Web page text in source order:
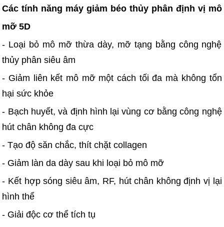
Các tính năng máy giảm béo thủy phân định vị mô
mỡ 5D
- Loại bỏ mô mỡ thừa dày, mỡ tạng bằng công nghệ
thủy phân siêu âm
- Giảm liên kết mô mỡ một cách tối đa mà không tổn
hại sức khỏe
- Bạch huyết, và định hình lại vùng cơ bằng công nghệ
hút chân không đa cực
- Tạo độ săn chắc, thít chặt collagen
- Giảm làn da dày sau khi loại bỏ mô mỡ
- Kết hợp sóng siêu âm, RF, hút chân không định vị lại
hình thể
- Giải độc cơ thể tích tụ